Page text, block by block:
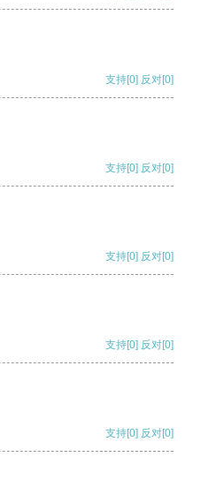
支持[0] 反对[0]
支持[0] 反对[0]
支持[0] 反对[0]
支持[0] 反对[0]
支持[0] 反对[0]